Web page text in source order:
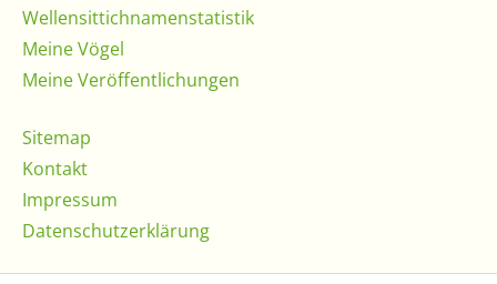
Wellensittichnamenstatistik
Meine Vögel
Meine Veröffentlichungen
Sitemap
Kontakt
Impressum
Datenschutzerklärung